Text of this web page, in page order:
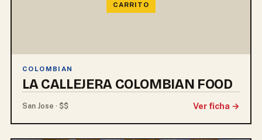
SIN FOTO
CARRITO
COLOMBIAN
LA CALLEJERA COLOMBIAN FOOD
San Jose · $$ Ver ficha →